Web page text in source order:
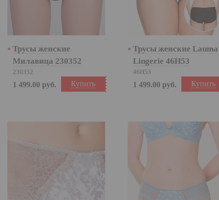
Трусы женские
Милавица 230352
230352
Купить
1 499.00 руб.
Трусы женские Lauma
Lingerie 46H53
46H53
Купить
1 499.00 руб.